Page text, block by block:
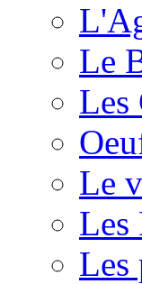
Le
Les
Le
Les
Les